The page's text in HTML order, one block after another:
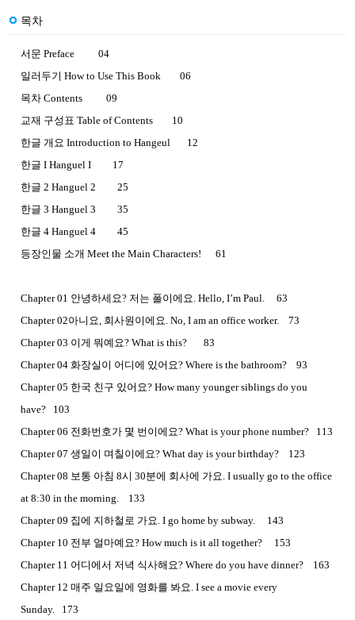
목차
서문 Preface 04
일러두기 How to Use This Book 06
목차 Contents 09
교재 구성표 Table of Contents 10
한글 개요 Introduction to Hangeul 12
한글 I Hanguel I 17
한글 2 Hanguel 2 25
한글 3 Hanguel 3 35
한글 4 Hanguel 4 45
등장인물 소개 Meet the Main Characters! 61
Chapter 01 안녕하세요? 저는 폴이에요. Hello, I’m Paul. 63
Chapter 02아니요, 회사원이에요. No, I am an office worker. 73
Chapter 03 이게 뭐예요? What is this? 83
Chapter 04 화장실이 어디에 있어요? Where is the bathroom? 93
Chapter 05 한국 친구 있어요? How many younger siblings do you
have? 103
Chapter 06 전화번호가 몇 번이에요? What is your phone number? 113
Chapter 07 생일이 며칠이에요? What day is your birthday? 123
Chapter 08 보통 아침 8시 30분에 회사에 가요. I usually go to the office
at 8:30 in the morning. 133
Chapter 09 집에 지하철로 가요. I go home by subway. 143
Chapter 10 전부 얼마예요? How much is it all together? 153
Chapter 11 어디에서 저녁 식사해요? Where do you have dinner? 163
Chapter 12 매주 일요일에 영화를 봐요. I see a movie every
Sunday. 173